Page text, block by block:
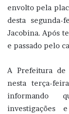
envolto pela
desta
Jacobina. Após
e passado pelo
A Prefeitura de
nesta terça-
informando
investigações